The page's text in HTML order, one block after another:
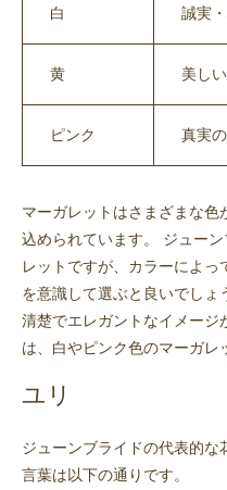
白 誠実
黄 美し
ピンク 真実
マーガレットはさまざまな
込められています。 ジュー
レットですが、カラーによ
を意識して選ぶと良いでしょ
清楚でエレガントなイメージ
は、白やピンク色のマーガレ
ユリ
ジューンブライドの代表的
言葉は以下の通りです。